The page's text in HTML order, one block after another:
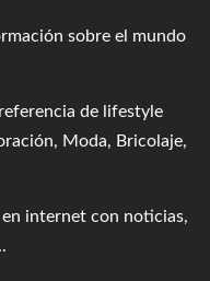
sobre el mundo
de lifestyle
Moda, Bricolaje,
en internet con noticias,